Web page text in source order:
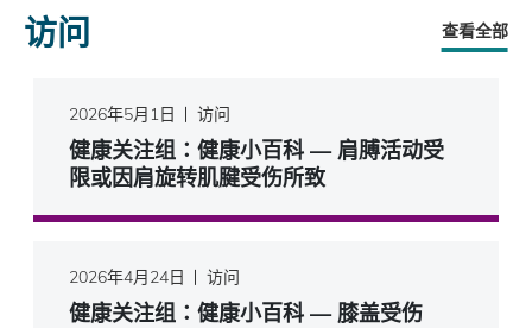
访问 查看全部
2026年5月1日 访问
健康关注组∶健康小百科 — 肩膊活动受
限或因肩旋转肌腱受伤所致
2026年4月24日 访问
健康关注组∶健康小百科 — 膝盖受伤